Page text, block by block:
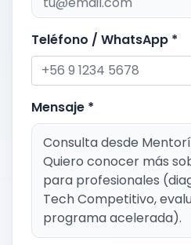
Teléfono / WhatsApp *
Mensaje *